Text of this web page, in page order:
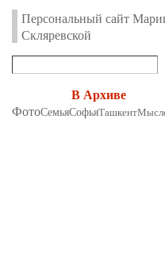
Персональный сайт
Скляревской
В Архиве
ФотоСемьяСофьяТашкент